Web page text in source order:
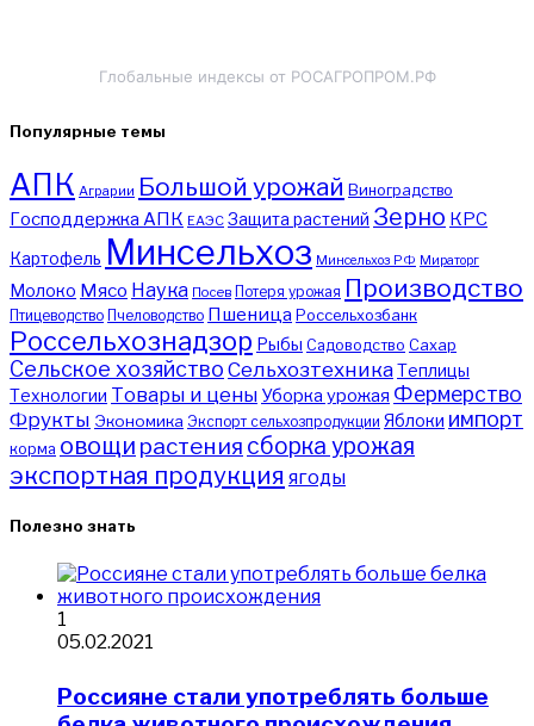
Глобальные индексы от РОСАГРОПРОМ.РФ
Популярные темы
АПК Аграрии Большой урожай Виноградство
Господдержка АПК ЕАЭС Защита растений Зерно КРС
Картофель Минсельхоз Минсельхоз РФ Мираторг
Молоко Мясо Наука Посев Потеря урожая Производство
Птицеводство Пчеловодство Пшеница Россельхозбанк
Россельхознадзор Рыбы Садоводство Сахар
Сельское хозяйство СельхозтехникаТеплицы
Технологии Товары и цены Уборка урожая Фермерство
Фрукты Экономика Экспорт сельхозпродукции Яблоки импорт
корма овощи растения сборка урожая
экспортная продукция ягоды
Полезно знать
1
05.02.2021
Россияне стали употреблять больше